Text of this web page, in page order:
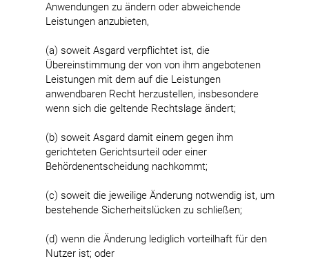
Anwendungen zu ändern oder abweichende
Leistungen anzubieten,
(a) soweit Asgard verpflichtet ist, die
Übereinstimmung der von von ihm angebotenen
Leistungen mit dem auf die Leistungen
anwendbaren Recht herzustellen, insbesondere
wenn sich die geltende Rechtslage ändert;
(b) soweit Asgard damit einem gegen ihm
gerichteten Gerichtsurteil oder einer
Behördenentscheidung nachkommt;
(c) soweit die jeweilige Änderung notwendig ist, um
bestehende Sicherheitslücken zu schließen;
(d) wenn die Änderung lediglich vorteilhaft für den
Nutzer ist; oder